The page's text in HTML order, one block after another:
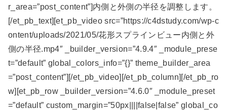
r_area=”post_content”]内側と外側の半径を調整します。
[/et_pb_text][et_pb_video src=”https://c4dstudy.com/wp-c
ontent/uploads/2021/05/花形スプラインビュー内側と外
側の半径.mp4″ _builder_version=”4.9.4″ _module_prese
t=”default” global_colors_info=”{}” theme_builder_area
=”post_content”][/et_pb_video][/et_pb_column][/et_pb_ro
w][et_pb_row _builder_version=”4.6.0″ _module_preset
=”default” custom_margin=”50px||||false|false” global_co